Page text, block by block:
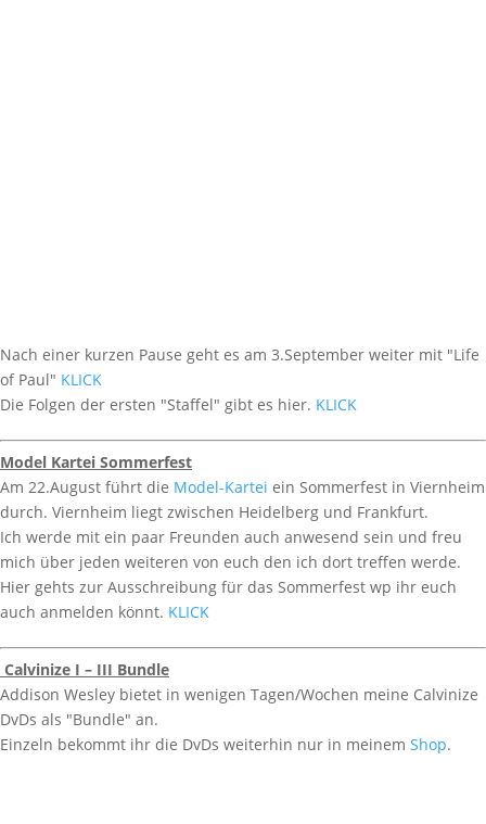
Nach einer kurzen Pause geht es am 3.September weiter mit "Life
of Paul" KLICK
Die Folgen der ersten "Staffel" gibt es hier. KLICK
Model Kartei Sommerfest
Am 22.August führt die Model-Kartei ein Sommerfest in Viernheim
durch. Viernheim liegt zwischen Heidelberg und Frankfurt.
Ich werde mit ein paar Freunden auch anwesend sein und freu
mich über jeden weiteren von euch den ich dort treffen werde.
Hier gehts zur Ausschreibung für das Sommerfest wp ihr euch
auch anmelden könnt. KLICK
Calvinize I – III Bundle
Addison Wesley bietet in wenigen Tagen/Wochen meine Calvinize
DvDs als "Bundle" an.
Einzeln bekommt ihr die DvDs weiterhin nur in meinem Shop.